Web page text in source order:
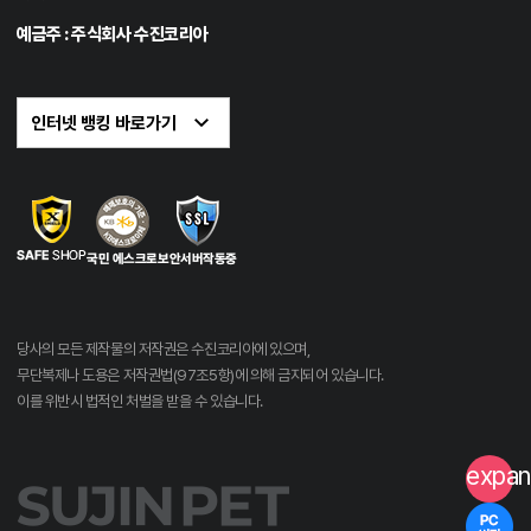
당사의 모든 제작물의 저작권은 수진코리아에 있으며,
무단복제나 도용은 저작권법(97조5항)에 의해 금지되어 있습니다.
이를 위반시 법적인 처벌을 받을 수 있습니다.
예금주 : 주식회사 수진코리아